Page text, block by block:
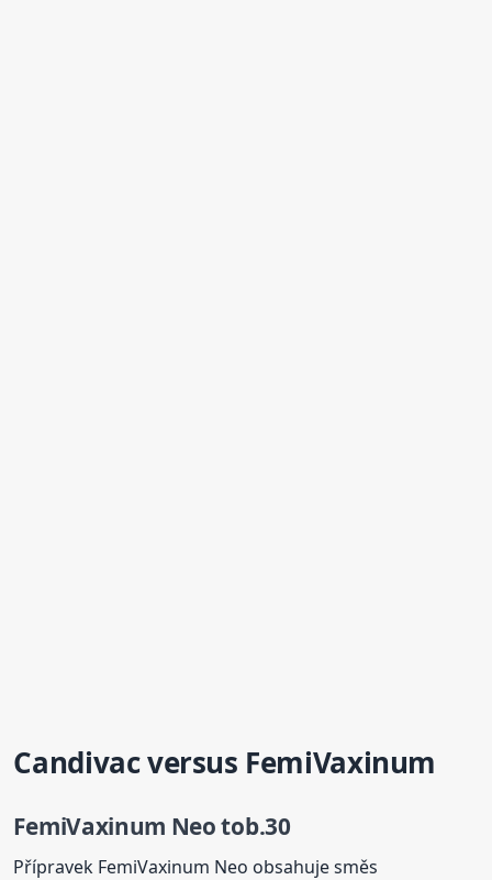
Candivacversus FemiVaxinum
FemiVaxinum Neo tob.30
Přípravek FemiVaxinum Neo obsahuje směs